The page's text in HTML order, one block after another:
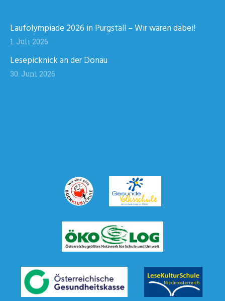
Laufolympiade 2026 in Purgstall – Wir waren dabei!
1. Juli 2026
Lesepicknick an der Donau
30. Juni 2026